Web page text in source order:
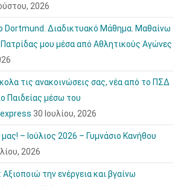
2026
Dortmund. Διαδικτυακό Μάθημα. Μαθαίνω
Πατρίδας μου μέσα από Αθλητικούς Αγώνες
τις ανακοινώσεις σας, νέα από το ΠΣΔ
Παιδείας μέσω του
30 Ιουλίου, 2026
– Ιούλιος 2026 – Γυμνάσιο Κανήθου
2026
την ενέργεια και βγαίνω